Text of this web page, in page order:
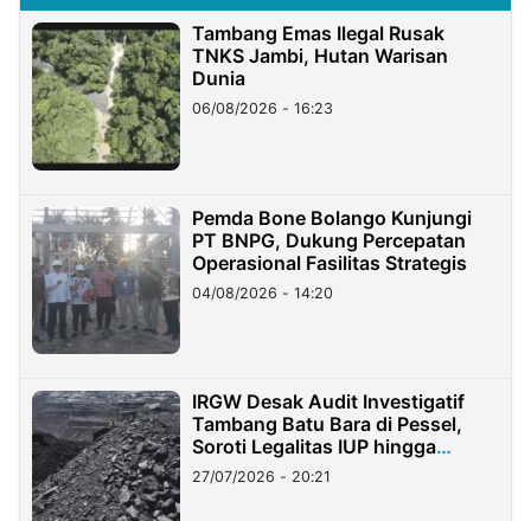
Tambang Emas Ilegal Rusak
TNKS Jambi, Hutan Warisan
Dunia
06/08/2026 - 16:23
Pemda Bone Bolango Kunjungi
PT BNPG, Dukung Percepatan
Operasional Fasilitas Strategis
04/08/2026 - 14:20
IRGW Desak Audit Investigatif
Tambang Batu Bara di Pessel,
Soroti Legalitas IUP hingga
Stockpile
27/07/2026 - 20:21